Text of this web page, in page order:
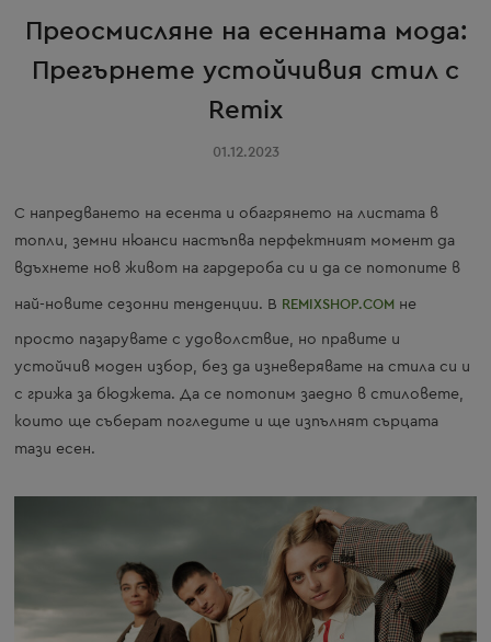
Преосмисляне на есенната мода:
Прегърнете устойчивия стил с
Remix
01.12.2023
С напредването на есента и обагрянето на листата в
топли, земни нюанси настъпва перфектният момент да
вдъхнете нов живот на гардероба си и да се потопите в
най-новите сезонни тенденции. В REMIXSHOP.COM не
просто пазарувате с удоволствие, но правите и
устойчив моден избор, без да изневерявате на стила си и
с грижа за бюджета. Да се потопим заедно в стиловете,
които ще съберат погледите и ще изпълнят сърцата
тази есен.